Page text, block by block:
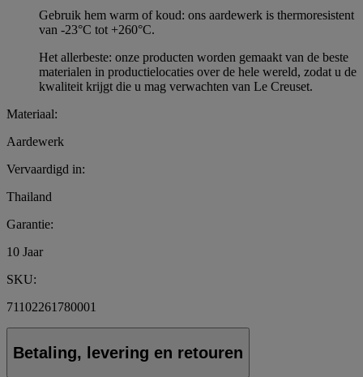
Gebruik hem warm of koud: ons aardewerk is thermoresistent
van -23°C tot +260°C.
Het allerbeste: onze producten worden gemaakt van de beste
materialen in productielocaties over de hele wereld, zodat u de
kwaliteit krijgt die u mag verwachten van Le Creuset.
Materiaal:
Aardewerk
Vervaardigd in:
Thailand
Garantie:
10 Jaar
SKU:
71102261780001
Betaling, levering en retouren